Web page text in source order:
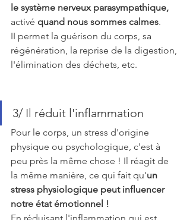
le système nerveux parasympathique,
activé quand nous sommes calmes.
II permet la guérison du corps, sa
régénération, la reprise de la digestion,
l'élimination des déchets, etc.
3/ Il réduit l'inflammation
Pour le corps, un stress d'origine
physique ou psychologique, c'est à
peu près la même chose ! Il réagit de
la même manière, ce qui fait qu'un
stress physiologique peut influencer
notre état émotionnel !